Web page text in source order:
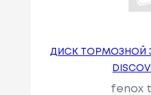
ДИСК ТОРМОЗНОЙ
fenox